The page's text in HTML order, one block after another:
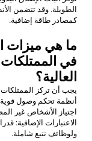
الطويلة. وقد تتضمن
كمصادر طاقة إضافية.
ما هي ميزات
في الممتلكات
العالية؟
يجب أن تركز الممتلكات
أنظمة تحكم وصول قوية،
الاعتبارات الإضافية:
ولوظائف تتبع شاملة.